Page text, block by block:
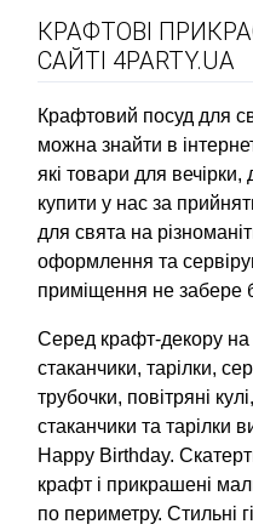
КРАФТОВІ
САЙТІ 4PARTY.UA
Крафтовий посуд для
можна знайти в
які товари для
купити у нас за
для свята на
оформлення та
приміщення не забере
Серед крафт-декору на
стаканчики, тарілки,
трубочки, повітряні
стаканчики та тарілки
Happy Birthday.
крафт і прикрашені
по периметру. Стильні